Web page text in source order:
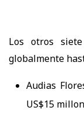
Los otros
globalmente
Audias
US$15